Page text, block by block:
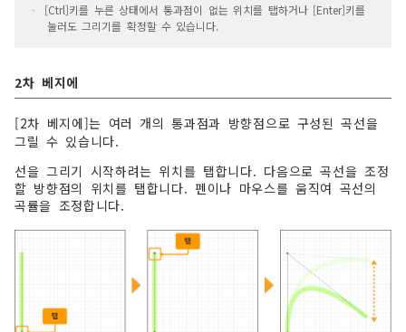
·
[Ctrl]키를 누른 상태에서 통과점이 없는 위치를 탭하거나 [Enter]키를
눌러도 그리기를 확정할 수 있습니다.
2차 베지에
[2차 베지에]는 여러 개의 통과점과 방향점으로 구성된 곡선을
그릴 수 있습니다.
선을 그리기 시작하려는 위치를 탭합니다. 다음으로 곡선을 조정
할 방향점의 위치를 탭합니다. 펜이나 마우스를 움직여 곡선의
곡률을 조정합니다.